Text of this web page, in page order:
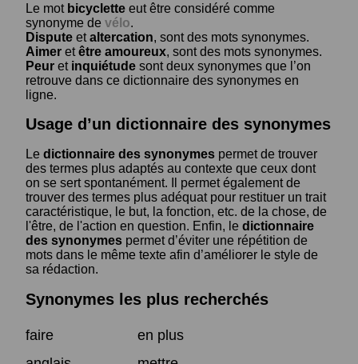
Le mot bicyclette eut être considéré comme
synonyme de vélo.
Dispute etaltercation, sont des mots synonymes.
Aimer etêtre amoureux, sont des mots synonymes.
Peur et inquiétude sont deux synonymes que l’on
retrouve dans ce dictionnaire des synonymes en
ligne.
Usage d’un dictionnaire des synonymes
Le dictionnaire des synonymes permet de trouver
des termes plus adaptés au contexte que ceux dont
on se sert spontanément. Il permet également de
trouver des termes plus adéquat pour restituer un trait
caractéristique, le but, la fonction, etc. de la chose, de
l'être, de l'action en question. Enfin, le dictionnaire
des synonymes permet d’éviter une répétition de
mots dans le même texte afin d’améliorer le style de
sa rédaction.
Synonymes les plus recherchés
faire
en plus